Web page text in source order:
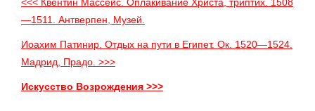
—1511. Антверпен, Музей.
Иоахим Патинир. Отдых на пути в Египет. Ок. 1520—1524.
Мадрид, Прадо. >>>
Искусство Возрождения >>>